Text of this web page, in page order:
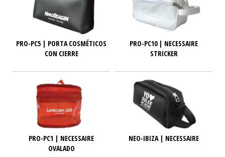
PRO-PC5 | PORTA COSMÉTICOS
CON CIERRE
PRO-PC10 | NECESSAIRE
STRICKER
PRO-PC1 | NECESSAIRE
OVALADO
NEO-IBIZA | NECESSAIRE